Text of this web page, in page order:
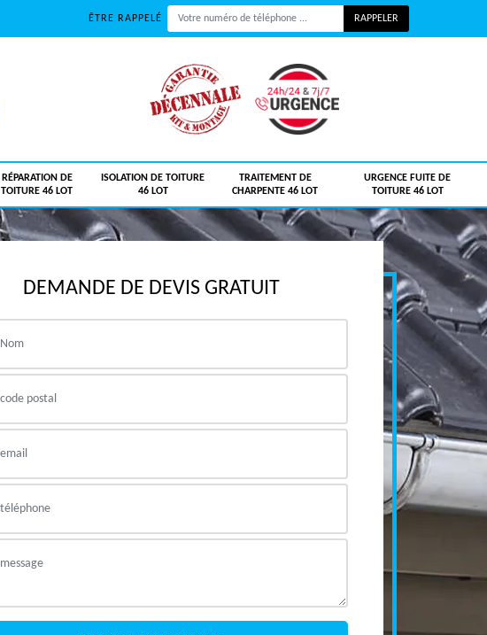
ÊTRE RAPPELÉ
RÉPARATION DE
TOITURE 46 LOT
ISOLATION DE TOITURE
46 LOT
TRAITEMENT DE
CHARPENTE 46 LOT
URGENCE FUITE DE
TOITURE 46 LOT
DEMANDE DE DEVIS GRATUIT